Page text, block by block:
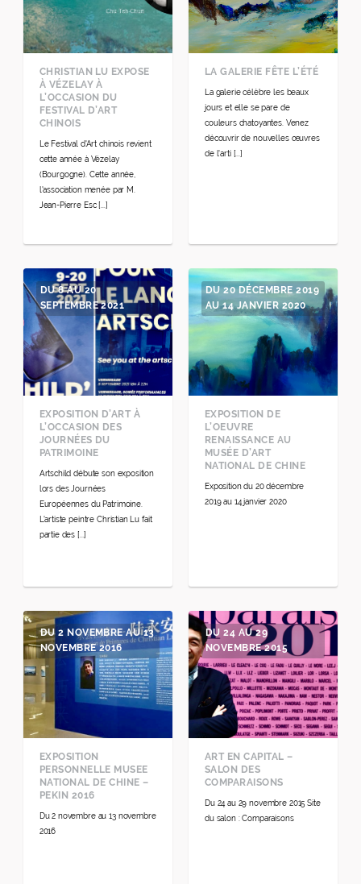
CHRISTIAN LU EXPOSE
À VÉZELAY À
L’OCCASION DU
FESTIVAL D’ART
CHINOIS
Le Festival d'Art chinois revient
cette année à Vézelay
(Bourgogne). Cette année,
l'association menée par M.
Jean-Pierre Esc [...]
LA GALERIE FÊTE L’ÉTÉ
La galerie célèbre les beaux
jours et elle se pare de
couleurs chatoyantes. Venez
découvrir de nouvelles œuvres
de l'arti [...]
DU 8 AU 20
SEPTEMBRE 2021
EXPOSITION D’ART À
L’OCCASION DES
JOURNÉES DU
PATRIMOINE
Artschild débute son exposition
lors des Journées
Européennes du Patrimoine.
L'artiste peintre Christian Lu fait
partie des [...]
DU 20 DÉCEMBRE 2019
AU 14 JANVIER 2020
EXPOSITION DE
L’OEUVRE
RENAISSANCE AU
MUSÉE D’ART
NATIONAL DE CHINE
Exposition du 20 décembre
2019 au 14 janvier 2020
DU 2 NOVEMBRE AU 13
NOVEMBRE 2016
EXPOSITION
PERSONNELLE MUSEE
NATIONAL DE CHINE –
PEKIN 2016
Du 2 novembre au 13 novembre
2016
DU 24 AU 29
NOVEMBRE 2015
ART EN CAPITAL –
SALON DES
COMPARAISONS
Du 24 au 29 novembre 2015 Site
du salon : Comparaisons